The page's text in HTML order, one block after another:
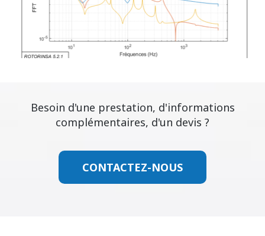
Besoin d'une prestation, d'informations
complémentaires, d'un devis ?
CONTACTEZ-NOUS